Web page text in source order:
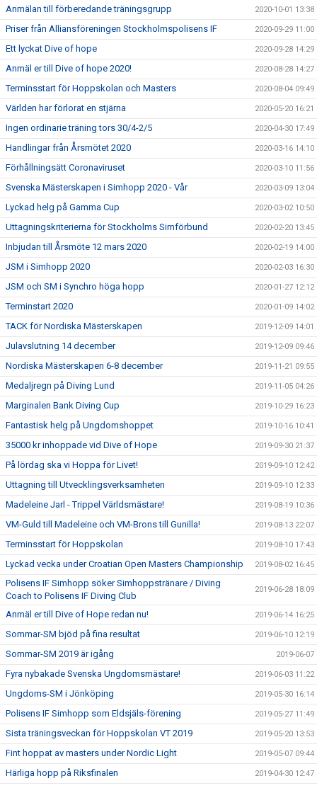
Anmälan till förberedande träningsgrupp 2020-10-01 13:38
Priser från Alliansföreningen Stockholmspolisens IF 2020-09-29 11:00
Ett lyckat Dive of hope 2020-09-28 14:29
Anmäl er till Dive of hope 2020! 2020-08-28 14:27
Terminsstart för Hoppskolan och Masters 2020-08-04 09:49
Världen har förlorat en stjärna 2020-05-20 16:21
Ingen ordinarie träning tors 30/4-2/5 2020-04-30 17:49
Handlingar från Årsmötet 2020 2020-03-16 14:10
Förhållningsätt Coronaviruset 2020-03-10 11:56
Svenska Mästerskapen i Simhopp 2020 - Vår 2020-03-09 13:04
Lyckad helg på Gamma Cup 2020-03-02 10:50
Uttagningskriterierna för Stockholms Simförbund 2020-02-20 13:45
Inbjudan till Årsmöte 12 mars 2020 2020-02-19 14:00
JSM i Simhopp 2020 2020-02-03 16:30
JSM och SM i Synchro höga hopp 2020-01-27 12:12
Terminstart 2020 2020-01-09 14:02
TACK för Nordiska Mästerskapen 2019-12-09 14:01
Julavslutning 14 december 2019-12-09 09:46
Nordiska Mästerskapen 6-8 december 2019-11-21 09:55
Medaljregn på Diving Lund 2019-11-05 04:26
Marginalen Bank Diving Cup 2019-10-29 16:23
Fantastisk helg på Ungdomshoppet 2019-10-16 10:41
35000 kr inhoppade vid Dive of Hope 2019-09-30 21:37
På lördag ska vi Hoppa för Livet! 2019-09-10 12:42
Uttagning till Utvecklingsverksamheten 2019-09-10 12:33
Madeleine Jarl - Trippel Världsmästare! 2019-08-19 10:36
VM-Guld till Madeleine och VM-Brons till Gunilla! 2019-08-13 22:07
Terminsstart för Hoppskolan 2019-08-10 17:43
Lyckad vecka under Croatian Open Masters Championship 2019-08-02 16:45
Polisens IF Simhopp söker Simhoppstränare / Diving
Coach to Polisens IF Diving Club
2019-06-28 18:09
Anmäl er till Dive of Hope redan nu! 2019-06-14 16:25
Sommar-SM bjöd på fina resultat 2019-06-10 12:19
Sommar-SM 2019 är igång 2019-06-07
Fyra nybakade Svenska Ungdomsmästare! 2019-06-03 11:22
Ungdoms-SM i Jönköping 2019-05-30 16:14
Polisens IF Simhopp som Eldsjäls-förening 2019-05-27 11:49
Sista träningsveckan för Hoppskolan VT 2019 2019-05-20 13:53
Fint hoppat av masters under Nordic Light 2019-05-07 09:44
Härliga hopp på Riksfinalen 2019-04-30 12:47